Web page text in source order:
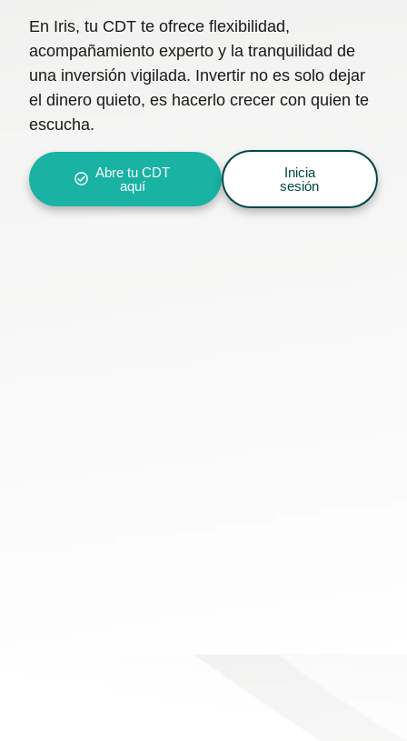
En Iris, tu CDT te ofrece flexibilidad,
acompañamiento experto y la tranquilidad de
una inversión vigilada. Invertir no es solo dejar
el dinero quieto, es hacerlo crecer con quien te
escucha.
Abre tu CDT
aquí
Inicia
sesión